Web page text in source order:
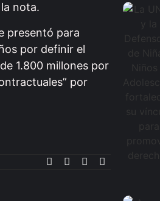
nota.
presentó para
por definir el
1.800 millones por
por